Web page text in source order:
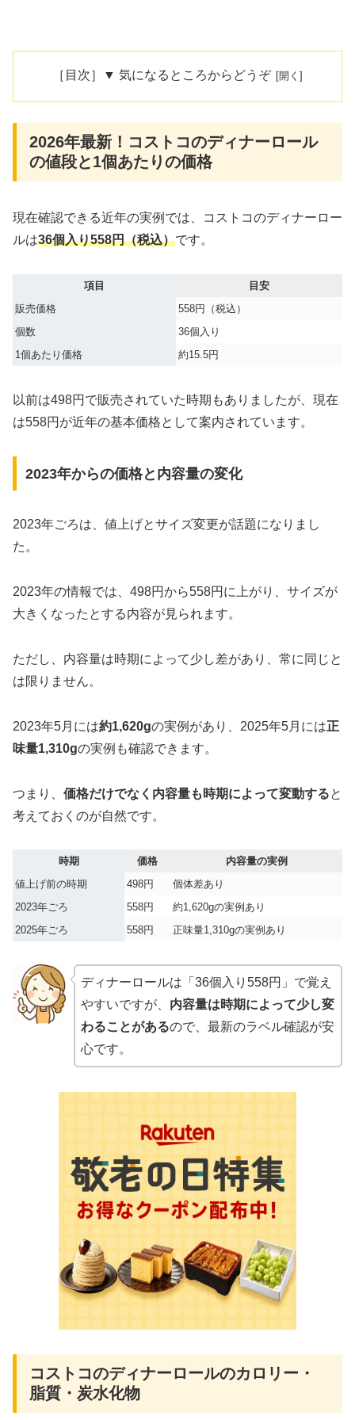
［目次］▼ 気になるところからどうぞ
2026年最新！コストコのディナーロール
の値段と1個あたりの価格
現在確認できる近年の実例では、コストコのディナーロー
ルは36個入り558円（税込）です。
項目
目安
販売価格
558円（税込）
個数
36個入り
1個あたり価格
約15.5円
以前は498円で販売されていた時期もありましたが、現在
は558円が近年の基本価格として案内されています。
2023年からの価格と内容量の変化
2023年ごろは、値上げとサイズ変更が話題になりまし
た。
2023年の情報では、498円から558円に上がり、サイズが
大きくなったとする内容が見られます。
ただし、内容量は時期によって少し差があり、常に同じと
は限りません。
2023年5月には約1,620gの実例があり、2025年5月には正
味量1,310gの実例も確認できます。
つまり、 価格だけでなく内容量も時期によって変動すると
考えておくのが自然です。
時期 価格
内容量の実例
値上げ前の時期
498円
個体差あり
2023年ごろ
558円
約1,620gの実例あり
2025年ごろ
558円 正味量1,310gの実例あり
ディナーロールは「36個入り558円」で覚え
やすいですが、 内容量は時期によって少し変
わることがあるので、最新のラベル確認が安
心です。
コストコのディナーロールのカロリー・
脂質・炭水化物